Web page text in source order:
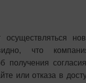
осуществляться
что
получения
или отказа в